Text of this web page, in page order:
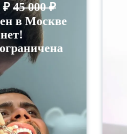
₽ 45 000 ₽
в Москве
нет!